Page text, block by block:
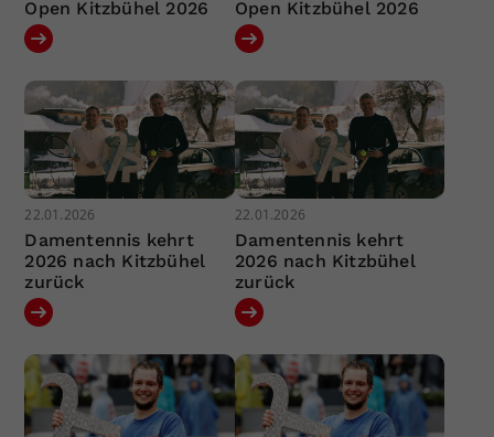
Open Kitzbühel 2026 Open Kitzbühel 2026
22.01.2026
Damentennis kehrt
2026 nach Kitzbühel
zurück
22.01.2026
Damentennis kehrt
2026 nach Kitzbühel
zurück